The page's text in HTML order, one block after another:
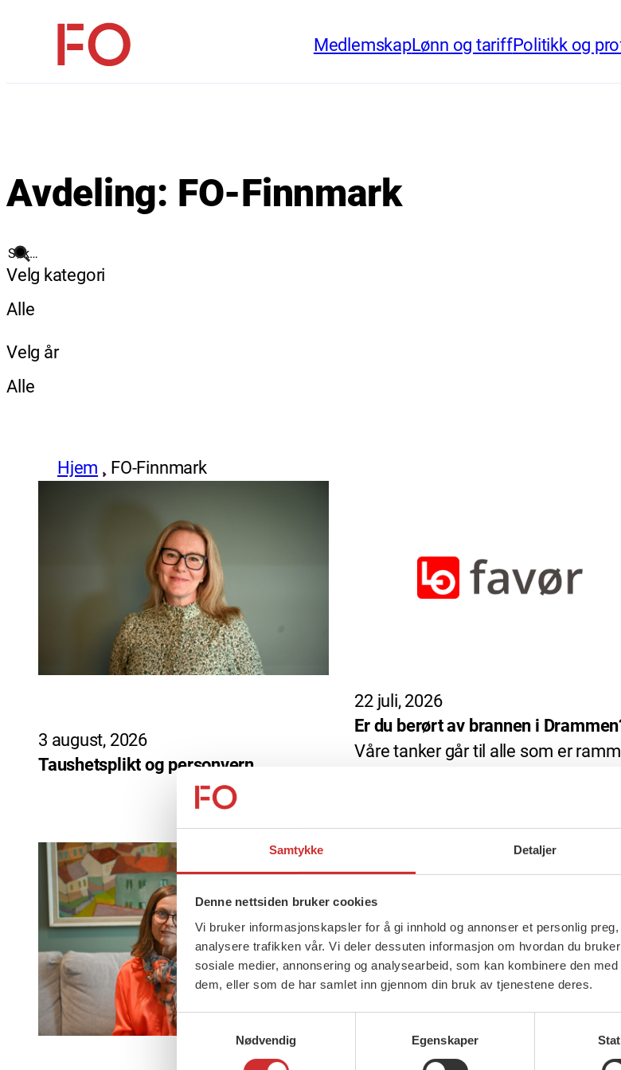
Samtykke Detaljer
Denne nettsiden bruker cookies
Vi bruker informasjonskapsler for å gi innhold og annonser et personlig
analysere trafikken vår. Vi deler dessuten informasjon om hvordan du
sosiale medier, annonsering og analysearbeid, som kan kombinere den
dem, eller som de har samlet inn gjennom din bruk av tjenestene deres.
Samtykkevalg
Nødvendig
Egenskaper
innholdFO
MedlemskapLønn og tariffPolitikk og
Avdeling: FO-Finnmark
Søk
Velg kategori
Alle
Velg år
Alle
Hjem FO-Finnmark
3 august, 2026
Taushetsplikt og personvern
22 juli, 2026
Er du berørt av brannen i
Våre tanker går til alle som er
6 juli, 2026